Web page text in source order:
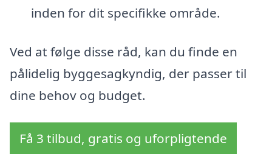
inden for dit specifikke område.
Ved at følge disse råd, kan du finde en
pålidelig byggesagkyndig, der passer til
dine behov og budget.
Få 3 tilbud, gratis og uforpligtende